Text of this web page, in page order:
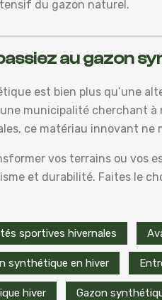
du gazon naturel.
au gazon
est bien plus qu’une
une municipalité cherchant
ce matériau innovant ne
vos terrains ou vos
et durabilité. Faites le
sportives hivernales
synthétique en hiver
hiver Gazon